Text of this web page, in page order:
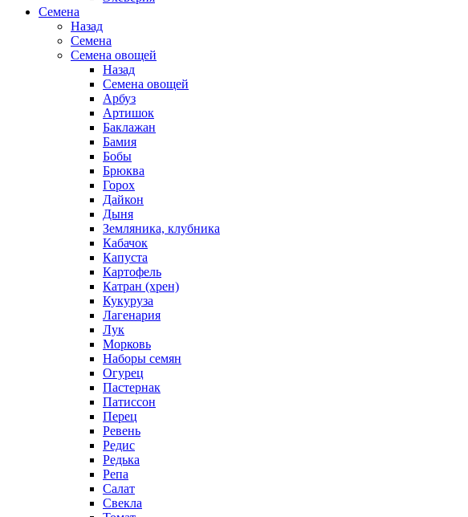
Семена
Назад
Семена
Семена овощей
Назад
Семена овощей
Арбуз
Артишок
Баклажан
Бамия
Бобы
Брюква
Горох
Дайкон
Дыня
Земляника, клубника
Кабачок
Капуста
Картофель
Катран (хрен)
Кукуруза
Лагенария
Лук
Морковь
Наборы семян
Огурец
Пастернак
Патиссон
Перец
Ревень
Редис
Редька
Репа
Салат
Свекла